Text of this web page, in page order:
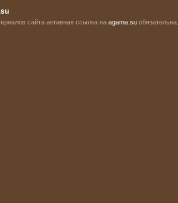
сайта активная ссылка на agama.su обязательна.